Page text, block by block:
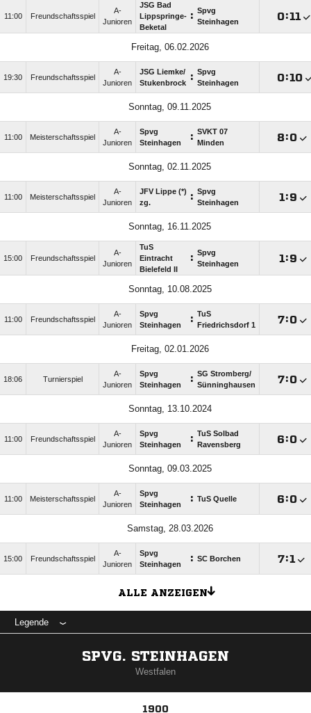
11:00 Freundschaftsspiel
A-
Junioren
JSG Bad
Lippspringe-
Beketal
: Spvg
Steinhagen
:
Freitag, 06.02.2026
19:30 Freundschaftsspiel
A-
Junioren
JSG Liemke/​
Stukenbrock : Spvg
Steinhagen
:
Sonntag, 09.11.2025
11:00 Meisterschaftsspiel
A-
Junioren
Spvg
Steinhagen
: SVKT 07
Minden
:
Sonntag, 02.11.2025
11:00 Meisterschaftsspiel
A-
Junioren
JFV Lippe (*)
zg.
: Spvg
Steinhagen
:
Sonntag, 16.11.2025
15:00 Freundschaftsspiel
A-
Junioren
TuS
Eintracht
Bielefeld II
: Spvg
Steinhagen
:
Sonntag, 10.08.2025
11:00 Freundschaftsspiel
A-
Junioren
Spvg
Steinhagen
: TuS
Friedrichsdorf 1
:
Freitag, 02.01.2026
18:06 Turnierspiel
A-
Junioren
Spvg
Steinhagen
: SG Stromberg/​
Sünninghausen
:
Sonntag, 13.10.2024
11:00 Freundschaftsspiel
A-
Junioren
Spvg
Steinhagen
: TuS Solbad
Ravensberg
:
Sonntag, 09.03.2025
11:00 Meisterschaftsspiel
A-
Junioren
Spvg
Steinhagen
: TuS Quelle :
Samstag, 28.03.2026
15:00 Freundschaftsspiel
A-
Junioren
Spvg
Steinhagen
: SC Borchen :
ALLE ANZEIGEN
Legende
SPVG. STEINHAGEN
Westfalen
1900